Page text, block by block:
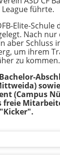
führte.
Elite-Schule
Nach nur
aber Schluss
um ihrem
zu kommen.
(Campus
freie